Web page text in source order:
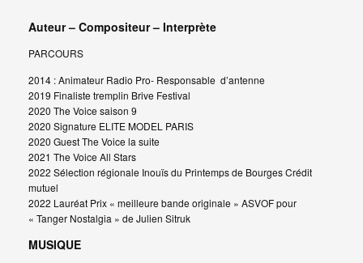
Auteur – Compositeur – Interprète
PARCOURS
2014 : Animateur Radio Pro- Responsable d’antenne
2019 Finaliste tremplin Brive Festival
2020 The Voice saison 9
2020 Signature ELITE MODEL PARIS
2020 Guest The Voice la suite
2021 The Voice All Stars
2022 Sélection régionale Inouïs du Printemps de Bourges Crédit
mutuel
2022 Lauréat Prix « meilleure bande originale » ASVOF pour
« Tanger Nostalgia » de Julien Sitruk
MUSIQUE